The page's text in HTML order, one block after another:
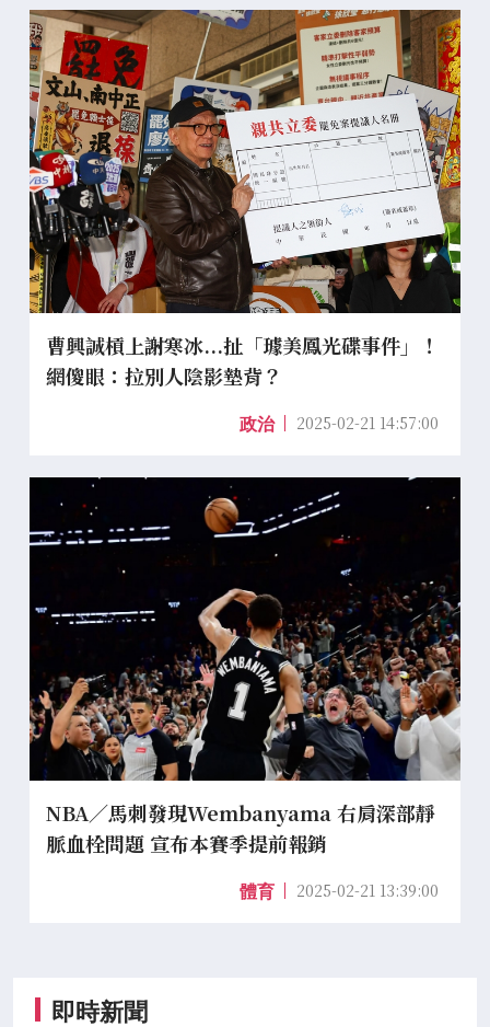
曹興誠槓上謝寒冰...扯「璩美鳳光碟事件」！
網傻眼：拉別人陰影墊背？
政治 2025-02-21 14:57:00
NBA／馬刺發現Wembanyama 右肩深部靜
脈血栓問題 宣布本賽季提前報銷
體育 2025-02-21 13:39:00
即時新聞